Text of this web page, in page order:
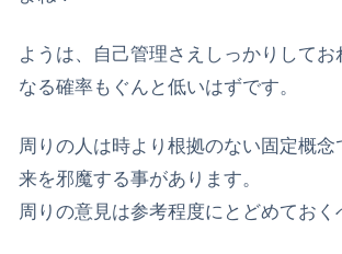
ようは、自己管理さえしっかりしてお
なる確率もぐんと低いはずです。
周りの人は時より根拠のない固定概念
来を邪魔する事があります。
周りの意見は参考程度にとどめておく